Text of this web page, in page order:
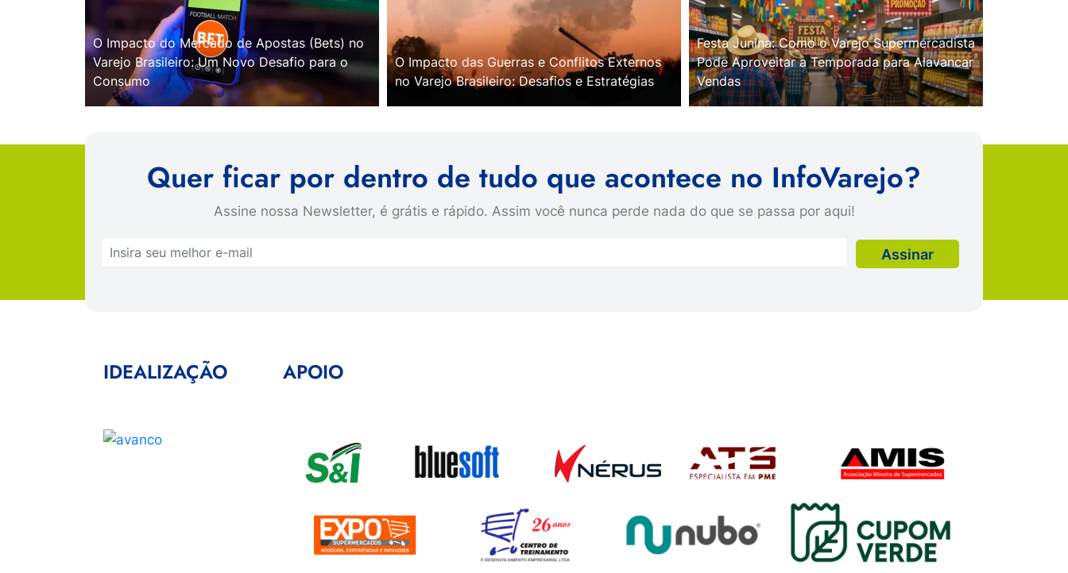
O Impacto do Mercado de Apostas (Bets) no
Varejo Brasileiro: Um Novo Desafio para o
Consumo
O Impacto das Guerras e Conflitos Externos
no Varejo Brasileiro: Desafios e Estratégias
Festa Junina: Como o Varejo Supermercadista
Pode Aproveitar a Temporada para Alavancar
Vendas
Quer ficar por dentro de tudo que acontece no InfoVarejo?
Assine nossa Newsletter, é grátis e rápido. Assim você nunca perde nada do que se passa por aqui!
IDEALIZAÇÃO APOIO